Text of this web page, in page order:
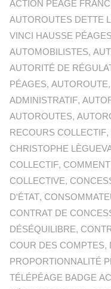
ACTION PÉAGE
AUTOROUTES DETTE
VINCI HAUSSE
AUTOMOBILISTES,
AUTORITÉ DE
PÉAGES,AUTOROUTE,
ADMINISTRATIF,
AUTOROUTES,
RECOURS COLLECTIF,
CHRISTOPHE
COLLECTIF,
COLLECTIVE,
D'ÉTAT,
CONTRAT DE
DÉSÉQUILIBRE,
COUR DES COMPTES,
PROPORTIONNALITÉ
TÉLÉPÉAGE BADGE